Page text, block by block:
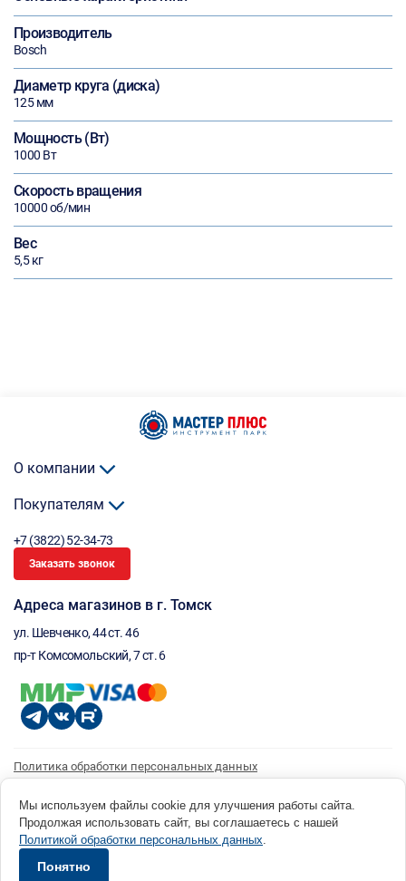
Производитель
Bosch
Диаметр круга (диска)
125 мм
Мощность (Вт)
1000 Вт
Скорость вращения
10000 об/мин
Вес
5,5 кг
О компании
Покупателям
+7 (3822) 52-34-73
Заказать звонок
Адреса магазинов в г. Томск
ул. Шевченко, 44 ст. 46
пр-т Комсомольский, 7 ст. 6
Политика обработки персональных данных
Согласие на получение рассылки
© 1996 - 2026 инструмент парк «Мастер Плюс» Россия, г. Томск, ул. Шевченко, 44 ст. 46, (3822) 52-34-
73 okp@masterplus.tomsk.ru ИП Брусницын Д.Н. ИНН 701700002741
Мы используем файлы cookie для улучшения работы сайта.
Продолжая использовать сайт, вы соглашаетесь с нашей
Политикой обработки персональных данных.
Понятно